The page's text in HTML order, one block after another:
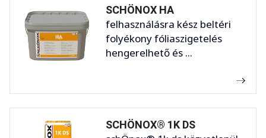
SCHÖNOX HA
felhasználásra kész beltéri
folyékony fóliaszigetelés
hengerelhető és ...
SCHÖNOX® 1K DS